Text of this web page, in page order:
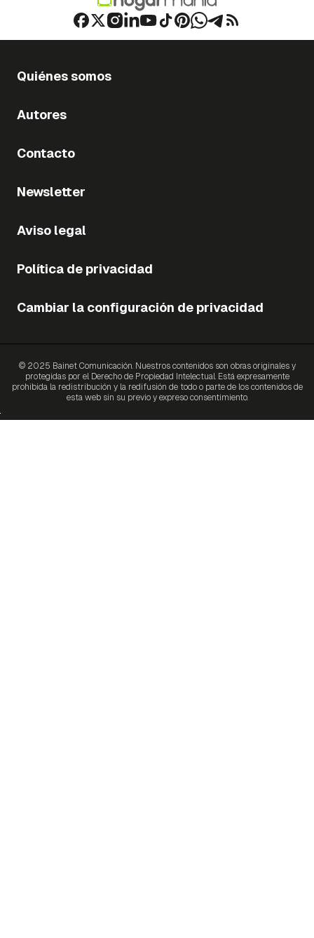
Quiénes somos
Autores
Contacto
Newsletter
Aviso legal
Política de privacidad
Cambiar la configuración de privacidad
© 2025 Bainet Comunicación. Nuestros contenidos son obras originales y
protegidas por el Derecho de Propiedad Intelectual. Está expresamente
prohibida la redistribución y la redifusión de todo o parte de los contenidos de
esta web sin su previo y expreso consentimiento.